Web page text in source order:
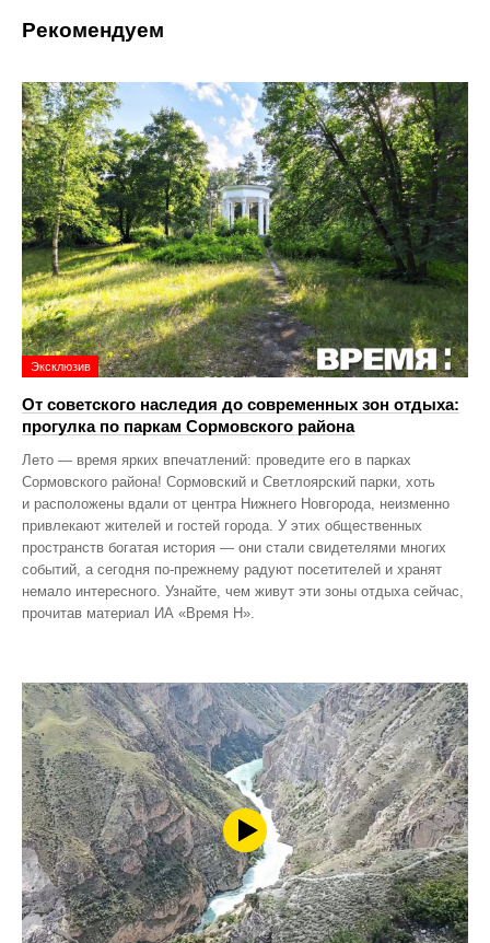
Рекомендуем
Эксклюзив
От советского наследия до современных зон отдыха:
прогулка по паркам Сормовского района
Лето — время ярких впечатлений: проведите его в парках
Сормовского района! Сормовский и Светлоярский парки, хоть
и расположены вдали от центра Нижнего Новгорода, неизменно
привлекают жителей и гостей города. У этих общественных
пространств богатая история — они стали свидетелями многих
событий, а сегодня по‑прежнему радуют посетителей и хранят
немало интересного. Узнайте, чем живут эти зоны отдыха сейчас,
прочитав материал ИА «Время Н».